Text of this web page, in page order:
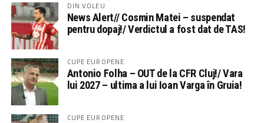
DIN VOLEU
News Alert// Cosmin Matei – suspendat
pentru dopaj!/ Verdictul a fost dat de TAS!
CUPE EUROPENE
Antonio Folha – OUT de la CFR Cluj!/ Vara
lui 2027 – ultima a lui Ioan Varga în Gruia!
CUPE EUROPENE